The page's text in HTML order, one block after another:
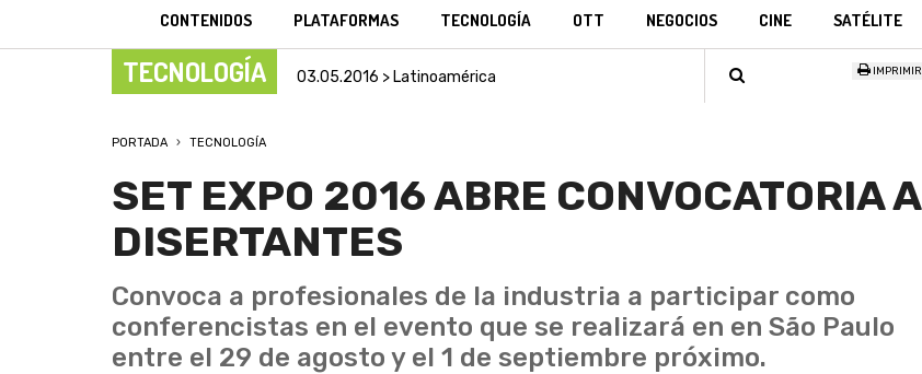
CONTENIDOS PLATAFORMAS TECNOLOGÍA OTT NEGOCIOS CINE SATÉLITE
TECNOLOGÍA 03.05.2016 > Latinoamérica IMPRIMIR
PORTADA TECNOLOGÍA
SET EXPO 2016 ABRE CONVOCATORIA A
DISERTANTES
Convoca a profesionales de la industria a participar como
conferencistas en el evento que se realizará en en São Paulo
entre el 29 de agosto y el 1 de septiembre próximo.